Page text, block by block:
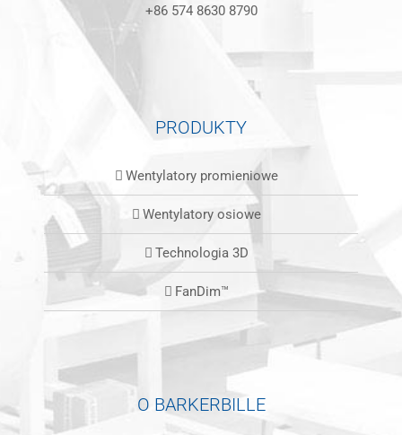
+86 574 8630 8790
PRODUKTY
Wentylatory promieniowe
Wentylatory osiowe
Technologia 3D
FanDim™
O BARKERBILLE